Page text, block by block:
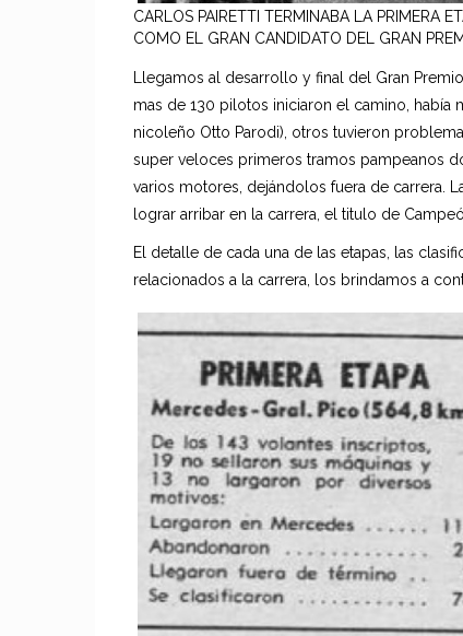
CARLOS PAIRETTI TERMINABA LA PRIMERA
COMO EL GRAN CANDIDATO DEL GRAN
Llegamos al desarrollo y final del Gran
mas de 130 pilotos iniciaron el camino,
nicoleño Otto Parodi), otros tuvieron
super veloces primeros tramos pampeanos
varios motores, dejándolos fuera de carrera.
lograr arribar en la carrera, el titulo de
El detalle de cada una de las etapas, las
relacionados a la carrera, los brindamos a